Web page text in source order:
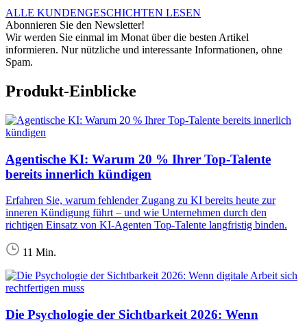
ALLE KUNDENGESCHICHTEN LESEN
Abonnieren Sie den Newsletter!
Wir werden Sie einmal im Monat über die besten Artikel
informieren. Nur nützliche und interessante Informationen, ohne
Spam.
Produkt-Einblicke
Agentische KI: Warum 20 % Ihrer Top-Talente
bereits innerlich kündigen
Erfahren Sie, warum fehlender Zugang zu KI bereits heute zur
inneren Kündigung führt – und wie Unternehmen durch den
richtigen Einsatz von KI-Agenten Top-Talente langfristig binden.
11 Min.
Die Psychologie der Sichtbarkeit 2026: Wenn